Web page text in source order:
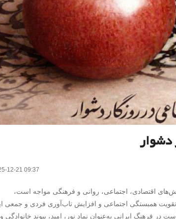
دشوار
12-21 09:37
اقتصادی، اجتماعی، روانی و فرهنگی مواجه است،
همبستگی اجتماعی و افزایش تاب‌آوری فردی و جمعی
فرهنگ ایرانی به‌عنوان نماد نور، امید، پیوند خانوادگی و